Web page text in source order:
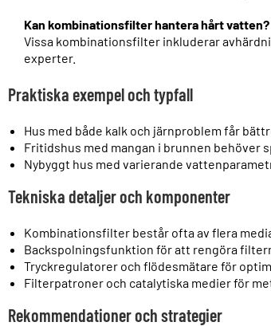
Kan kombinationsfilter hantera hårt vatten?
Vissa kombinationsfilter inkluderar
experter.
Praktiska exempel och typfall
Hus med både kalk och järnproblem får
Fritidshus med mangan i brunnen behöver
Nybyggt hus med varierande
Tekniska detaljer och komponenter
Kombinationsfilter består ofta av flera
Backspolningsfunktion för att rengöra
Tryckregulatorer och flödesmätare för
Filterpatroner och catalytiska medier för
Rekommendationer och strategier